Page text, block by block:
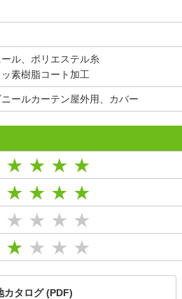
ル、ポリエステル糸
素樹脂コート加工
ールカーテン屋外用、カバー
カタログ (PDF)